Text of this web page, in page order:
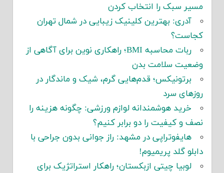
مسیر سبک را انتخاب کردن
آدری: بهترین کلینیک زیبایی در شمال تهران
کجاست؟
ربات محاسبه BMI؛ راهکاری نوین برای آگاهی از
وضعیت سلامت بدن
برتونیکس؛ قدم‌هایی گرم، شیک و ماندگار در
روزهای سرد
خرید هوشمندانه لوازم ورزشی: چگونه هزینه را
نصف و کیفیت را دو برابر کنیم؟
هایفوتراپی در مشهد: راز جوانی بدون جراحی با
دابلو گلد پریمیوم!
لوبیا چیتی ازبکستان؛ راهکار استراتژیک برای